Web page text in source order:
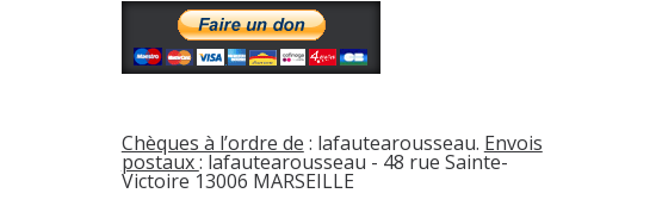
Chèques à l’ordre de : lafautearousseau. Envois
postaux: lafautearousseau - 48 rue Sainte-
Victoire 13006 MARSEILLE